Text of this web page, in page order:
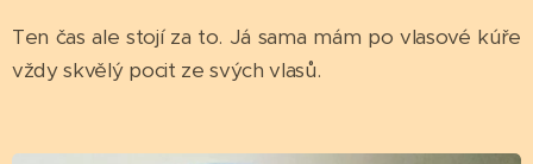
Ten čas ale stojí za to. Já sama mám po vlasové kúře
vždy skvělý pocit ze svých vlasů.